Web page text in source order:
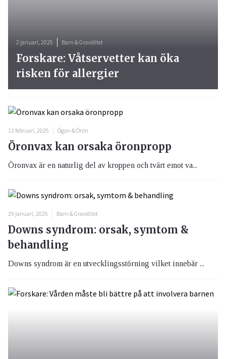
11 februari, 2025 Ögon & Öron
Öronvax kan orsaka öronpropp
Öronvax är en naturlig del av kroppen och tvärt emot va...
29 januari, 2025 Barn & Graviditet
Downs syndrom: orsak, symtom &
behandling
Downs syndrom är en utvecklingsstörning vilket innebär ...
2 januari, 2025 Barn & Graviditet
Forskare: Våtservetter kan öka
risken för allergier